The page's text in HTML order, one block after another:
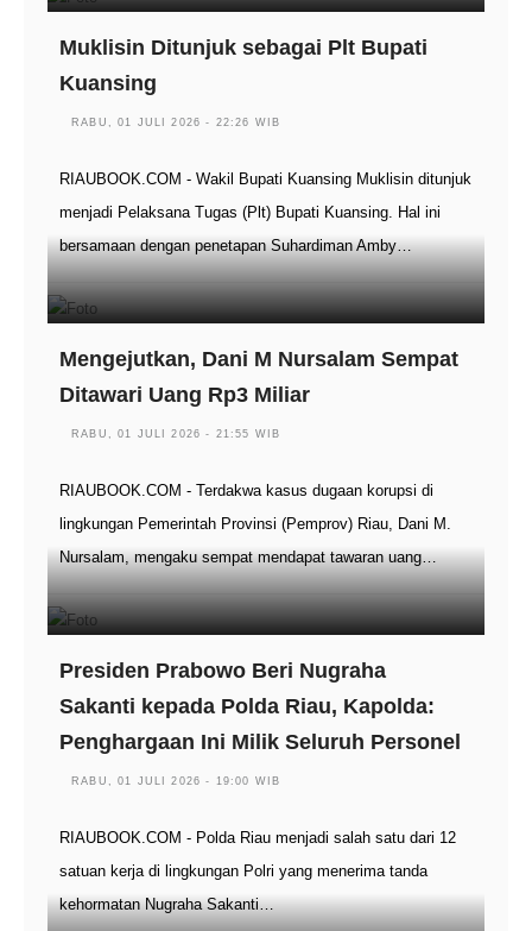
Muklisin Ditunjuk sebagai Plt Bupati
Kuansing
RABU, 01 JULI 2026 - 22:26 WIB
RIAUBOOK.COM - Wakil Bupati Kuansing Muklisin ditunjuk
menjadi Pelaksana Tugas (Plt) Bupati Kuansing. Hal ini
bersamaan dengan penetapan Suhardiman Amby…
Mengejutkan, Dani M Nursalam Sempat
Ditawari Uang Rp3 Miliar
RABU, 01 JULI 2026 - 21:55 WIB
RIAUBOOK.COM - Terdakwa kasus dugaan korupsi di
lingkungan Pemerintah Provinsi (Pemprov) Riau, Dani M.
Nursalam, mengaku sempat mendapat tawaran uang…
Presiden Prabowo Beri Nugraha
Sakanti kepada Polda Riau, Kapolda:
Penghargaan Ini Milik Seluruh Personel
RABU, 01 JULI 2026 - 19:00 WIB
RIAUBOOK.COM - Polda Riau menjadi salah satu dari 12
satuan kerja di lingkungan Polri yang menerima tanda
kehormatan Nugraha Sakanti…